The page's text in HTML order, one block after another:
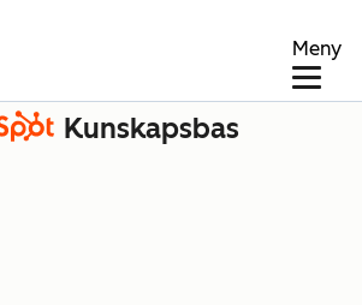
Meny
Kunskapsbas